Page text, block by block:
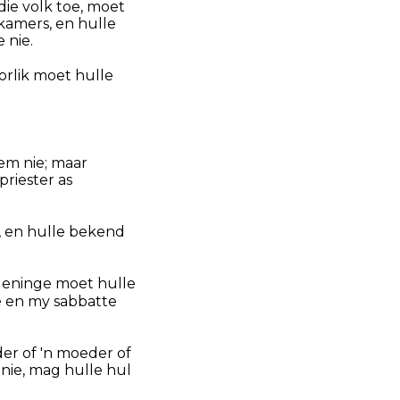
volk toe, moet
en hulle
nie.
moet hulle
nie; maar
as
en hulle bekend
moet hulle
my sabbatte
of 'n moeder of
mag hulle hul